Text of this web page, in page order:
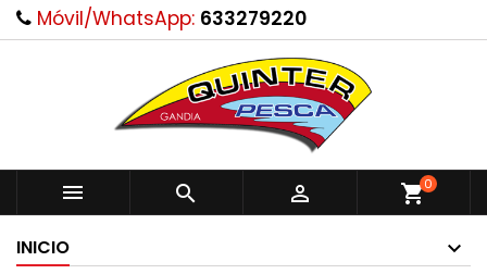
Móvil/WhatsApp: 633279220
   shopping_cart0
INICIO